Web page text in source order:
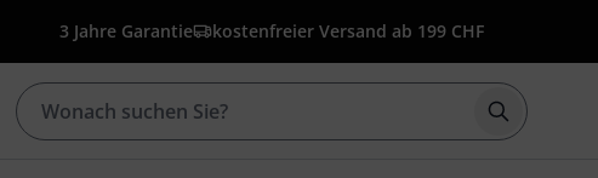
3 Jahre Garantie kostenfreier Versand ab 199 CHF
Suche mit